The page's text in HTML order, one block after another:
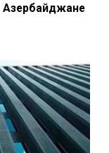
Азербайджане